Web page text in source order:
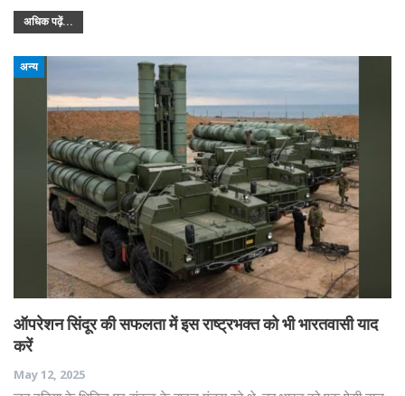
अधिक पढ़ें...
अन्य
ऑपरेशन सिंदूर की सफलता में इस राष्ट्रभक्त को भी भारतवासी याद
करें
May 12, 2025